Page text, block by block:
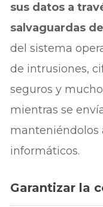
sus datos a
salvaguardas
del sistema
de intrusiones,
seguros y
mientras se
manteniéndolos
informáticos.
Garantizar la